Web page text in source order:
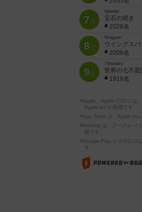
7位
Splendor
宝石の煌き
2028名
8位
Wingspan
ウイングスパ
2006名
9位
7 Wonders
世界の七不思
1919名
※Apple、Apple のロゴ は
Apple Inc.の商標です。
※App Store は、Apple Inc.
※Android は、グーグル イ
標です。
※Google Play とそのロゴ
す。